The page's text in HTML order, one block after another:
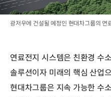
광저우에 건설될 예정인 현대차그룹의 연
연료전지 시스템은 친환경 수
솔루션이자 미래의 핵심 산업
현대차그룹은 지속 가능한 수